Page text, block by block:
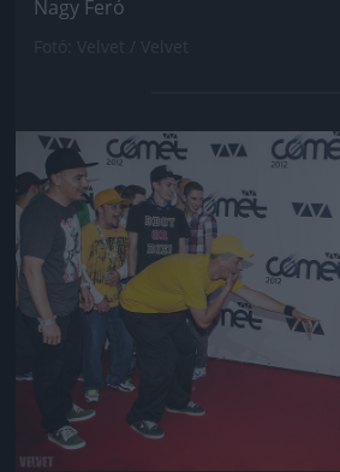
Nagy Feró
Jön még